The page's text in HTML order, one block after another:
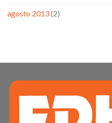
agosto 2013(2)